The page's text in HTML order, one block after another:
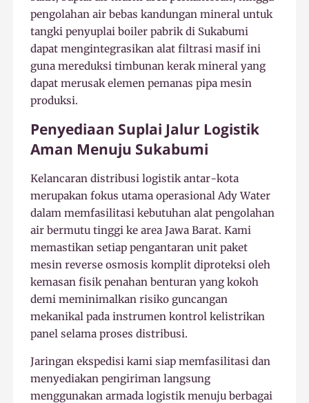
pengolahan air bebas kandungan mineral untuk
tangki penyuplai boiler pabrik di Sukabumi
dapat mengintegrasikan alat filtrasi masif ini
guna mereduksi timbunan kerak mineral yang
dapat merusak elemen pemanas pipa mesin
produksi.
Penyediaan Suplai Jalur Logistik
Aman Menuju Sukabumi
Kelancaran distribusi logistik antar-kota
merupakan fokus utama operasional Ady Water
dalam memfasilitasi kebutuhan alat pengolahan
air bermutu tinggi ke area Jawa Barat. Kami
memastikan setiap pengantaran unit paket
mesin reverse osmosis komplit diproteksi oleh
kemasan fisik penahan benturan yang kokoh
demi meminimalkan risiko guncangan
mekanikal pada instrumen kontrol kelistrikan
panel selama proses distribusi.
Jaringan ekspedisi kami siap memfasilitasi dan
menyediakan pengiriman langsung
menggunakan armada logistik menuju berbagai